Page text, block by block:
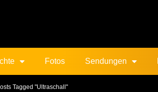
Fotos Sendungen
Tagged "Ultraschall"